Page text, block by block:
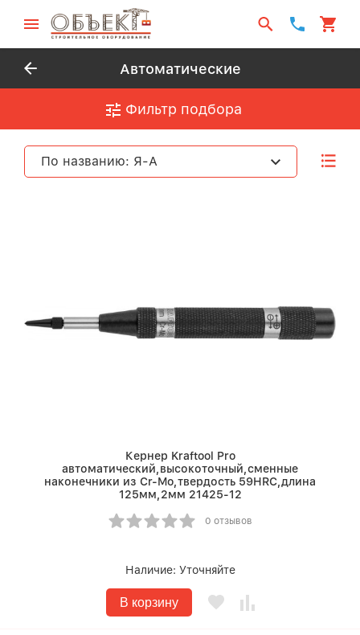
Автоматические
Фильтр подбора
По названию: Я-А
Кернер Kraftool Pro
автоматический,высокоточный,сменные
наконечники из Cr-Mo,твердость 59HRC,длина
125мм,2мм 21425-12
0 отзывов
Наличие: Уточняйте
В корзину